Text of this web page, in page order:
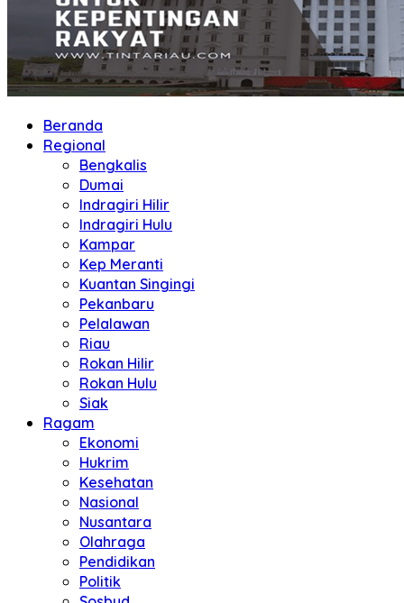
Beranda
Regional
Bengkalis
Dumai
Indragiri Hilir
Indragiri Hulu
Kampar
Kep Meranti
Kuantan Singingi
Pekanbaru
Pelalawan
Riau
Rokan Hilir
Rokan Hulu
Siak
Ragam
Ekonomi
Hukrim
Kesehatan
Nasional
Nusantara
Olahraga
Pendidikan
Politik